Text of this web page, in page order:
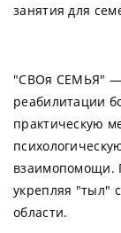
занятия для
"СВОя СЕМЬЯ" —
реабилитации
практическую
взаимопомощи.
укрепляя "тыл"
области.